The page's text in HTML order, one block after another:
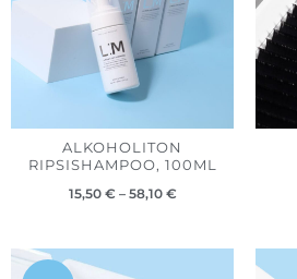
ALKOHOLITON
RIPSISHAMPOO, 100ML
15,50 € – 58,10 €